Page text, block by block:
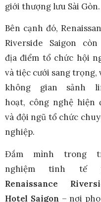
giới thượng lưu Sài Gòn.
Bên cạnh đó,
Riverside Saigon
địa điểm tổ chức hội
và tiệc cưới sang trọng,
không gian sảnh
hoạt, công nghệ hiện
và đội ngũ tổ chức
nghiệp.
Đắm mình trong
nghiệm tinh tế
Renaissance
Hotel Saigon– nơi